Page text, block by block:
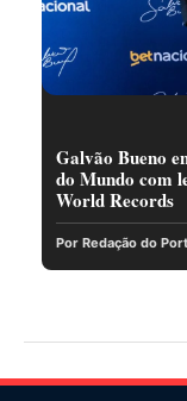
Galvão Bueno
do Mundo com
World Records
Por Redação do